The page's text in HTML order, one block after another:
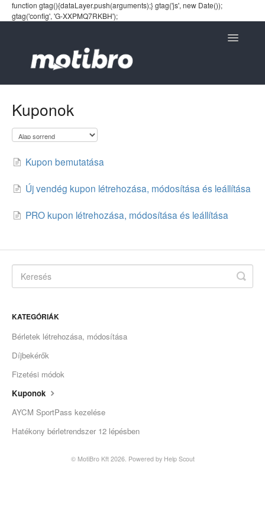
function gtag(){dataLayer.push(arguments);} gtag('js', new Date());
gtag('config', 'G-XXPMQ7RKBH');
Toggle
Kuponok
Kupon bemutatása
Új vendég kupon létrehozása, módosítása és leállítása
PRO kupon létrehozása, módosítása és leállítása
KATEGÓRIÁK
Bérletek létrehozása, módosítása
Díjbekérők
Fizetési módok
Kuponok
AYCM SportPass kezelése
Hatékony bérletrendszer 12 lépésben
© MotiBro Kft 2026. Powered by Help Scout